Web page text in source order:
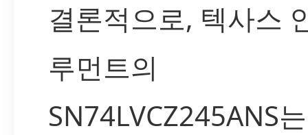
결론적으로, 텍사스
루먼트의
SN74LVCZ245ANS